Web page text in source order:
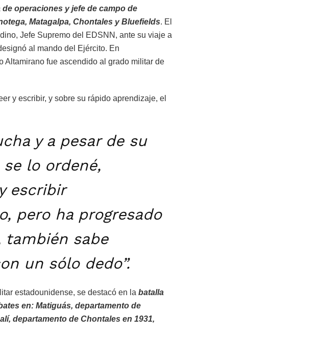
operaciones y jefe de campo de
Matagalpa, Chontales y Bluefields. El
Jefe Supremo del EDSNN, ante su viaje a
al mando del Ejército. En
Altamirano fue ascendido al grado militar de
y escribir, y sobre su rápido aprendizaje, el
y a pesar de su
lo ordené,
escribir
pero ha progresado
también sabe
un sólo dedo”.
estadounidense, se destacó en la batalla
en: Matiguás, departamento de
departamento de Chontales en 1931,